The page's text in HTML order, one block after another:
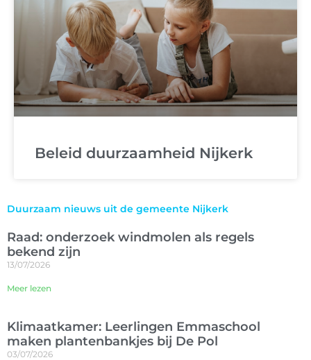
Beleid duurzaamheid Nijkerk
Duurzaam nieuws uit de gemeente Nijkerk
Raad: onderzoek windmolen als regels
bekend zijn
13/07/2026
Meer lezen
Klimaatkamer: Leerlingen Emmaschool
maken plantenbankjes bij De Pol
03/07/2026